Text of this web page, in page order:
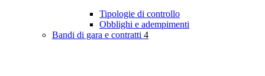
Tipologie di controllo
Obblighi e adempimenti
Bandi di gara e contratti 4